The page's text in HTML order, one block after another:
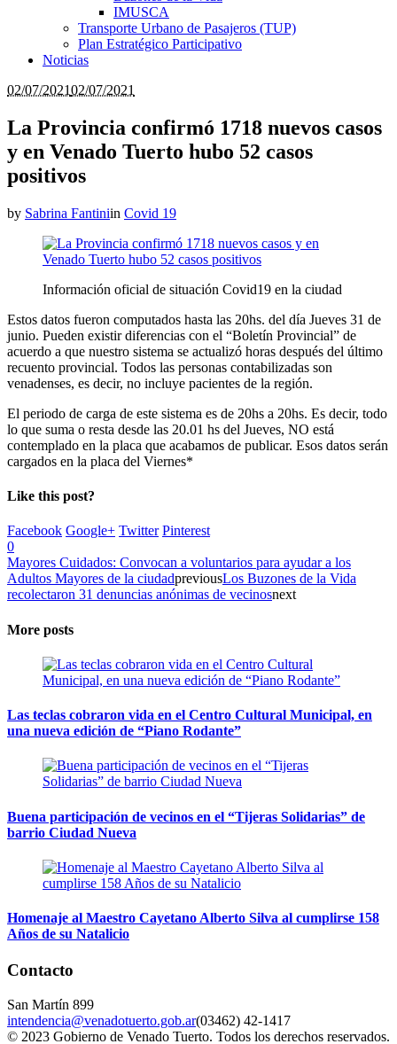
IMUSCA
Transporte Urbano de Pasajeros (TUP)
Plan Estratégico Participativo
Noticias
02/07/202102/07/2021
La Provincia confirmó 1718 nuevos casos
y en Venado Tuerto hubo 52 casos
positivos
by Sabrina Fantiniin Covid 19
Información oficial de situación Covid19 en la ciudad
Estos datos fueron computados hasta las 20hs. del día Jueves 31 de
junio. Pueden existir diferencias con el “Boletín Provincial” de
acuerdo a que nuestro sistema se actualizó horas después del último
recuento provincial. Todos las personas contabilizadas son
venadenses, es decir, no incluye pacientes de la región.
El periodo de carga de este sistema es de 20hs a 20hs. Es decir, todo
lo que suma o resta desde las 20.01 hs del Jueves, NO está
contemplado en la placa que acabamos de publicar. Esos datos serán
cargados en la placa del Viernes*
Like this post?
Facebook Google+ Twitter Pinterest
0
Mayores Cuidados: Convocan a voluntarios para ayudar a los
Adultos Mayores de la ciudadpreviousLos Buzones de la Vida
recolectaron 31 denuncias anónimas de vecinosnext
More posts
Las teclas cobraron vida en el Centro Cultural Municipal, en
una nueva edición de “Piano Rodante”
Buena participación de vecinos en el “Tijeras Solidarias” de
barrio Ciudad Nueva
Homenaje al Maestro Cayetano Alberto Silva al cumplirse 158
Años de su Natalicio
Contacto
San Martín 899
intendencia@venadotuerto.gob.ar(03462) 42-1417
© 2023 Gobierno de Venado Tuerto. Todos los derechos reservados.